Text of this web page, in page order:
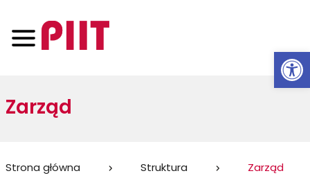
Zarząd
Jesteś
Strona główna Struktura Zarząd